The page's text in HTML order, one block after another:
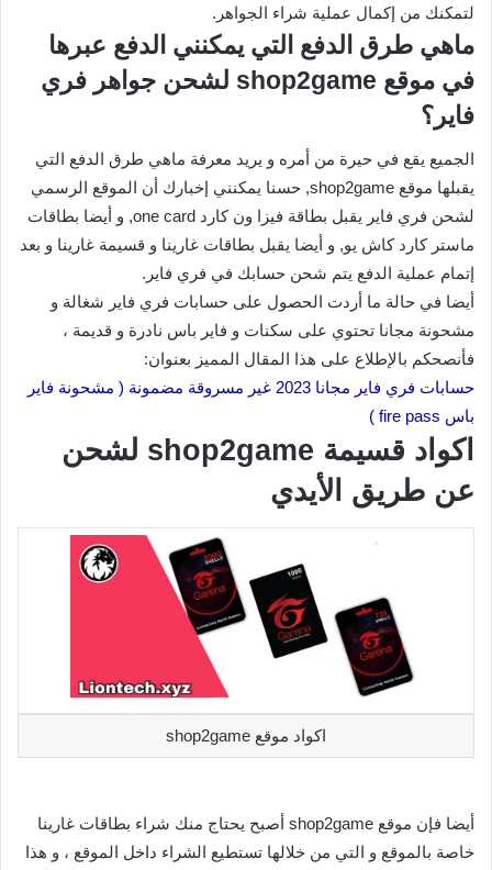
لتمكنك من إكمال عملية شراء الجواهر.
ماهي طرق الدفع التي يمكنني الدفع عبرها
في موقع shop2game لشحن جواهر فري
فاير؟
الجميع يقع في حيرة من أمره و يريد معرفة ماهي طرق الدفع التي
يقبلها موقع shop2game, حسنا يمكنني إخبارك أن الموقع الرسمي
لشحن فري فاير يقبل بطاقة فيزا ون كارد one card, و أيضا بطاقات
ماستر كارد كاش يو, و أيضا يقبل بطاقات غارينا و قسيمة غارينا و بعد
إتمام عملية الدفع يتم شحن حسابك في فري فاير.
أيضا في حالة ما أردت الحصول على حسابات فري فاير شغالة و
مشحونة مجانا تحتوي على سكنات و فاير باس نادرة و قديمة ،
فأنصحكم بالإطلاع على هذا المقال المميز بعنوان:
حسابات فري فاير مجانا 2023 غير مسروقة مضمونة ( مشحونة فاير
باس fire pass )
اكواد قسيمة shop2game لشحن
عن طريق الأيدي
اكواد موقع shop2game
أيضا فإن موقع shop2game أصبح يحتاج منك شراء بطاقات غارينا
خاصة بالموقع و التي من خلالها تستطيع الشراء داخل الموقع ، و هذا